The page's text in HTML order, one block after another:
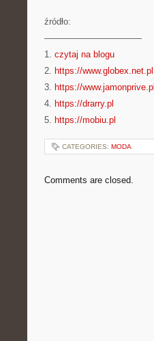
źródło:
———————————
1. czytaj na blogu
2. https://www.globex.net.pl
3. https://www.jamonprive.pl
4. https://drarry.pl
5. https://mobiu.pl
CATEGORIES: MODA
Comments are closed.